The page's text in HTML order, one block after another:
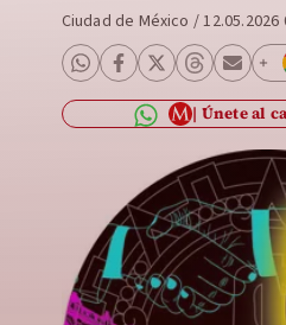
Ciudad de México /12.05.2026
Únete al